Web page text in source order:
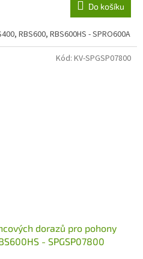
Do košíku
RBS600, RBS600HS - SPRO600A
dorazů pro pohony
- SPGSP07800
Kód: KV-SPGSP07800